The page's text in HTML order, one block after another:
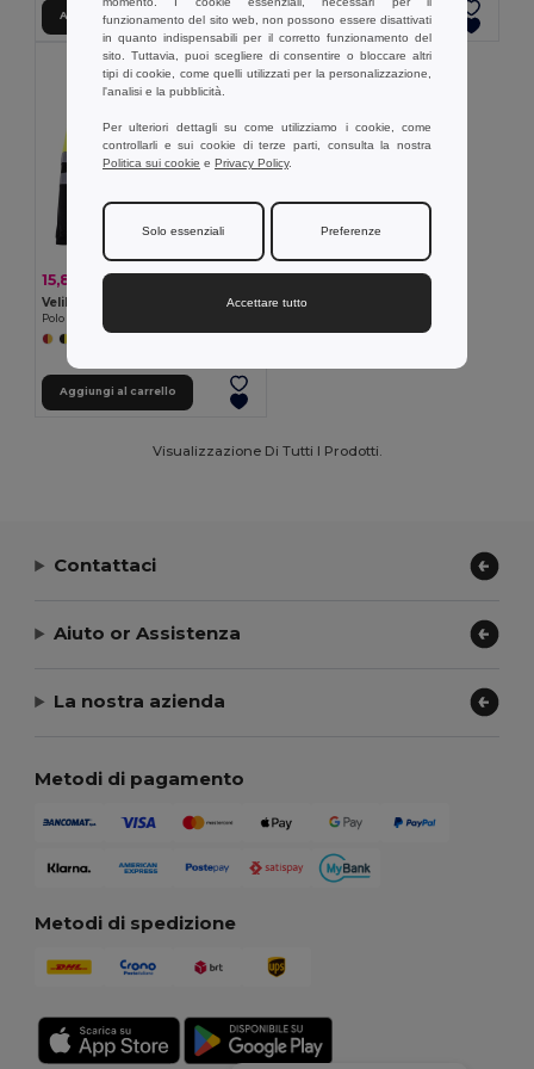
Aggiungi al carrello Aggiungi al carrello
15,84 € 28,20 €
Velilla 36069
Aggiungi al carrello
Visualizzazione Di Tutti I Prodotti.
Contattaci
Aiuto or Assistenza
La nostra azienda
Metodi di pagamento
Metodi di spedizione
funzionamento del sito web, non possono essere disattivati
in quanto indispensabili per il corretto funzionamento del
sito. Tuttavia, puoi scegliere di consentire o bloccare altri
tipi di cookie, come quelli utilizzati per la personalizzazione,
l'analisi e la pubblicità.
Per ulteriori dettagli su come utilizziamo i cookie, come
controllarli e sui cookie di terze parti, consulta la nostra
Politica sui cookie e Privacy Policy.
Solo essenziali Preferenze
Accettare tutto